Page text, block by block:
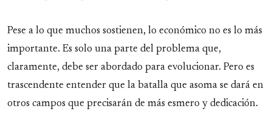
Pese a lo que muchos sostienen, lo económico no es lo más
importante. Es solo una parte del problema que,
claramente, debe ser abordado para evolucionar. Pero es
trascendente entender que la batalla que asoma se dará en
otros campos que precisarán de más esmero y dedicación.